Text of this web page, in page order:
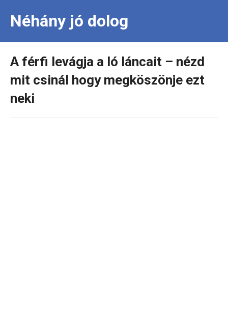
Néhány jó dolog
A férfi levágja a ló láncait – nézd
mit csinál hogy megköszönje ezt
neki